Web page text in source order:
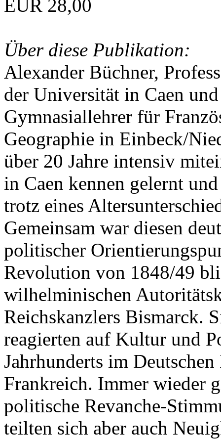
EUR 28,00
Über diese Publikation:
Alexander Büchner,
der Universität in Caen
Gymnasiallehrer für
Geographie in Einbeck/
über 20 Jahre intensiv
in Caen kennen gelernt
trotz eines
Gemeinsam war diesen
politischer
Revolution von 1848/49
wilhelminischen
Reichskanzlers Bismarck.
reagierten auf Kultur und
Jahrhunderts im
Frankreich. Immer wieder
politische Revanche-
teilten sich aber auch